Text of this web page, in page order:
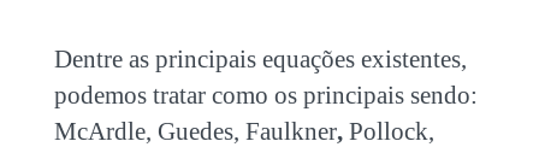
Dentre as principais equações existentes,
podemos tratar como os principais sendo:
McArdle, Guedes, Faulkner, Pollock,